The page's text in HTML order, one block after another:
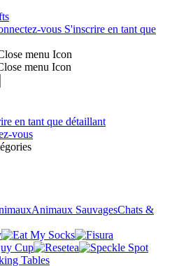
vous S'inscrire en tant que
en tant que détaillant
vous
Animaux SauvagesChats &